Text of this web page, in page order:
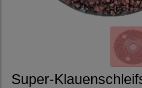
Super-